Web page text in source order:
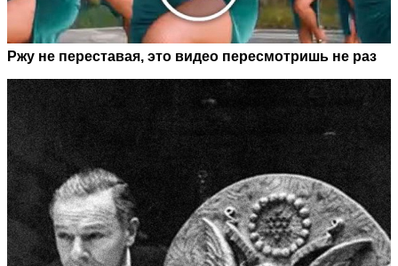
Ржу не переставая, это видео пересмотришь не раз